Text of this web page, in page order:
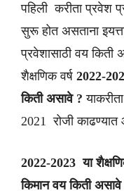
पहिली करीता प्रवेश
सुरू होत असताना इयत्ता
प्रवेशासाठी वय किती
शैक्षणिक वर्ष 2022-
किती असावे ?
2021 रोजी
2022-2023 या
किमान वय किती असावे